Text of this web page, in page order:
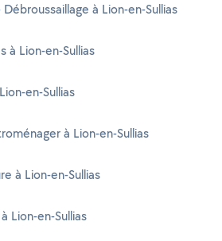
à Lion-en-Sullias
à Lion-en-Sullias
en-Sullias
à Lion-en-Sullias
à Lion-en-Sullias
Lion-en-Sullias